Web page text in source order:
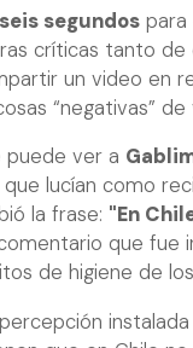
segundos para
críticas tanto de
un video en
“negativas” de
puede ver a
lucían como
la frase: "En
que fue
de higiene de